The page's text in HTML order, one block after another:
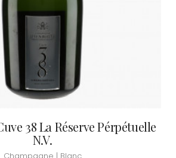
38 La Réserve Pérpétuelle
N.V.
Champagne | Blanc